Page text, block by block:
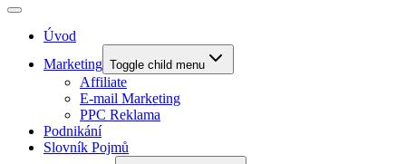
Úvod
Marketing Toggle child menu
Affiliate
E-mail Marketing
PPC Reklama
Podnikání
Slovník Pojmů